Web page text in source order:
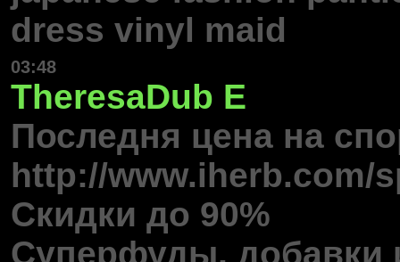
dress vinyl maid
03:48
TheresaDub E
Последня цена на
http://www.iherb.com/
Скидки до 90%
Суперфуды, добавки